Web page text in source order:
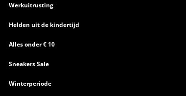
Werkuitrusting
Helden uit de kindertijd
Alles onder € 10
Sneakers Sale
Winterperiode